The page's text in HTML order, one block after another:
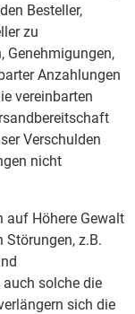
Besteller,
zu
Genehmigungen,
Anzahlungen
vereinbarten
Verschulden
nicht
auf Höhere Gewalt
Störungen, z.B.
solche die
sich die